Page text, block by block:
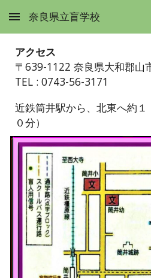
Skip to main content
奈良県立盲学校
アクセス
〒639-1122 奈良県大和郡山
TEL : 0743-56-3171
近鉄筒井駅から、北東へ約１
０分）